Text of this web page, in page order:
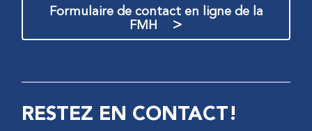
Formulaire de contact en ligne de la
FMH
>
RESTEZ EN CONTACT!